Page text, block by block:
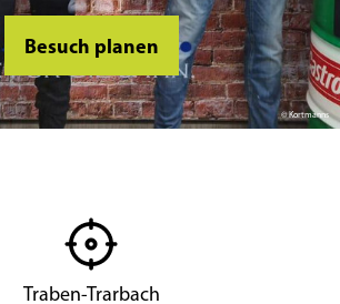
© Kortmanns
Besuch planen
Traben-Trarbach